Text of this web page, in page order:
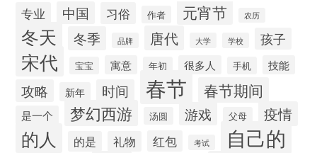
专业 中国 习俗 作者 元宵节 农历
冬天 冬季 品牌 唐代 大学 学校 孩子
宋代 宝宝 寓意 年初 很多人 手机 技能
攻略 新年 时间 春节 春节期间
是一个 梦幻西游 汤圆 游戏 父母 疫情
的人 的是 礼物 红包 考试 自己的